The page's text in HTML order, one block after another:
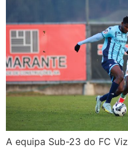
A equipa Sub-23 do FC